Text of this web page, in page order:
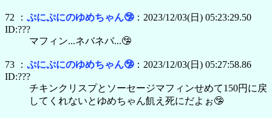
72 ： ぷにぷにのゆめちゃん🤥：2023/12/03(日) 05:23:29.50
ID:???
マフィン...ネバネバ...🤥
73 ： ぷにぷにのゆめちゃん🤥：2023/12/03(日) 05:27:58.86
ID:???
チキンクリスプとソーセージマフィンせめて150円に戻
してくれないとゆめちゃん飢え死にだよぉ🤥